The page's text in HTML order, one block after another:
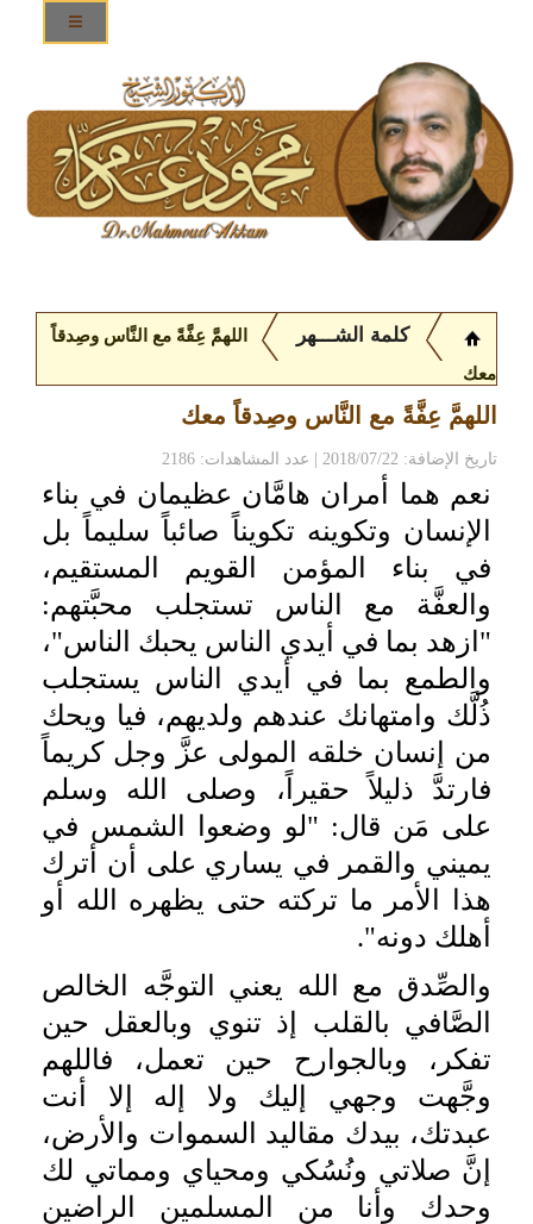
كلمة الشـــهر اللهمَّ عِفَّةً مع النَّاس وصِدقاً
معك
اللهمَّ عِفَّةً مع النَّاس وصِدقاً معك
تاريخ الإضافة: 2018/07/22 | عدد المشاهدات: 2186
نعم هما أمران هامَّان عظيمان في بناء
الإنسان وتكوينه تكويناً صائباً سليماً بل
في بناء المؤمن القويم المستقيم،
والعفَّة مع الناس تستجلب محبَّتهم:
"ازهد بما في أيدي الناس يحبك الناس"،
والطمع بما في أيدي الناس يستجلب
ذُلَّك وامتهانك عندهم ولديهم، فيا ويحك
من إنسان خلقه المولى عزَّ وجل كريماً
فارتدَّ ذليلاً حقيراً، وصلى الله وسلم
على مَن قال: "لو وضعوا الشمس في
يميني والقمر في يساري على أن أترك
هذا الأمر ما تركته حتى يظهره الله أو
أهلك دونه".
والصِّدق مع الله يعني التوجَّه الخالص
الصَّافي بالقلب إذ تنوي وبالعقل حين
تفكر، وبالجوارح حين تعمل، فاللهم
وجَّهت وجهي إليك ولا إله إلا أنت
عبدتك، بيدك مقاليد السموات والأرض،
إنَّ صلاتي ونُسُكي ومحياي ومماتي لك
وحدك وأنا من المسلمين الراضين